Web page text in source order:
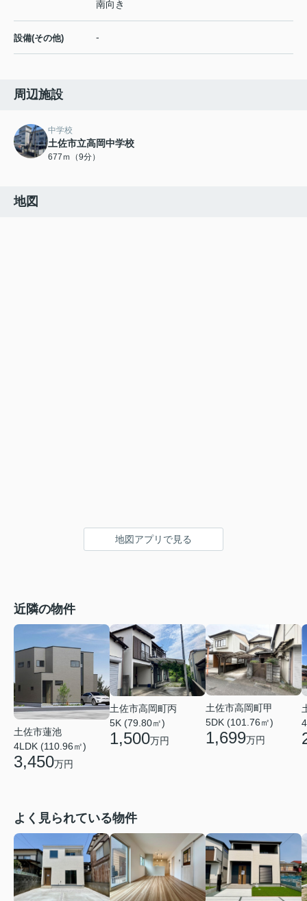
南向き
設備(その他) -
周辺施設
中学校
土佐市立高岡中学校
677ｍ（9分）
地図
地図アプリで見る
近隣の物件
土佐市蓮池
4LDK (110.96㎡)
3,450万円
土佐市高岡町丙
5K (79.80㎡)
1,500万円
土佐市高岡町甲
5DK (101.76㎡)
1,699万円
よく見られている物件